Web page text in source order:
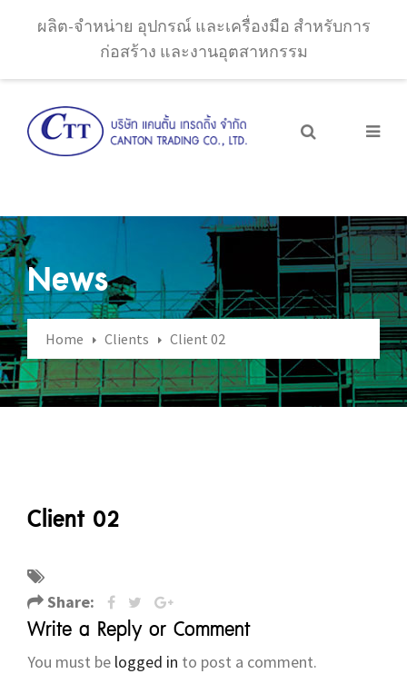
ผลิต-จำหน่าย อุปกรณ์ และเครื่องมือ สำหรับการ
ก่อสร้าง และงานอุตสาหกรรม
News
Home Clients Client 02
Client 02
Share:
Write a Reply or Comment
You must be logged in to post a comment.